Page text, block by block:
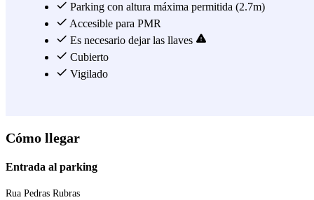
tiempo justo — sin prisas, sin estrés.
Ver más
Parking con altura máxima permitida (2.7m)
Accesible para PMR
Es necesario dejar las llaves
Cubierto
Vigilado
Cómo llegar
Entrada al parking
Rua Pedras Rubras